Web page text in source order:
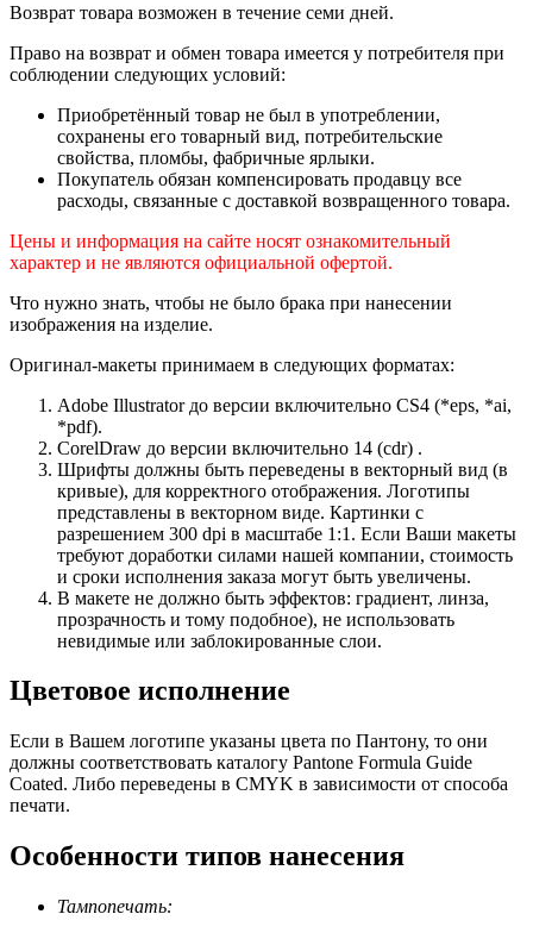
Возврат товара возможен в течение семи дней.
Право на возврат и обмен товара имеется у потребителя при
соблюдении следующих условий:
Приобретённый товар не был в употреблении,
сохранены его товарный вид, потребительские
свойства, пломбы, фабричные ярлыки.
Покупатель обязан компенсировать продавцу все
расходы, связанные с доставкой возвращенного товара.
Цены и информация на сайте носят ознакомительный
характер и не являются официальной офертой.
Что нужно знать, чтобы не было брака при нанесении
изображения на изделие.
Оригинал-макеты принимаем в следующих форматах:
Adobe Illustrator до версии включительно CS4 (*eps, *ai,
*pdf).
CorelDraw до версии включительно 14 (cdr) .
Шрифты должны быть переведены в векторный вид (в
кривые), для корректного отображения. Логотипы
представлены в векторном виде. Картинки с
разрешением 300 dpi в масштабе 1:1. Если Ваши макеты
требуют доработки силами нашей компании, стоимость
и сроки исполнения заказа могут быть увеличены.
В макете не должно быть эффектов: градиент, линза,
прозрачность и тому подобное), не использовать
невидимые или заблокированные слои.
Цветовое исполнение
Если в Вашем логотипе указаны цвета по Пантону, то они
должны соответствовать каталогу Pantone Formula Guide
Coated. Либо переведены в CMYK в зависимости от способа
печати.
Особенности типов нанесения
Тампопечать: